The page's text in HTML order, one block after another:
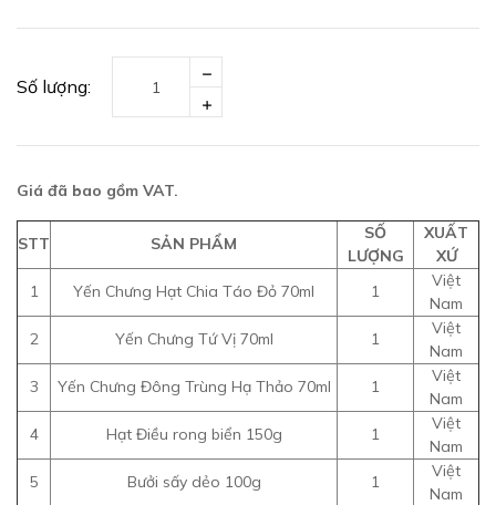
Số lượng:
Giá đã bao gồm VAT.
STT SẢN PHẨM
SỐ
LƯỢNG
XUẤT
XỨ
1
Yến Chưng Hạt Chia Táo Đỏ 70ml 1
Việt
Nam
2
Yến Chưng Tứ Vị 70ml 1
Việt
Nam
3
Yến Chưng Đông Trùng Hạ Thảo 70ml 1
Việt
Nam
4
Hạt Điều rong biển 150g 1
Việt
Nam
5
Bưởi sấy dẻo 100g 1
Việt
Nam